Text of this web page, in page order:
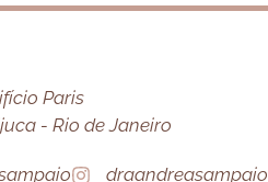
Paris
- Rio de Janeiro
draandreasampaio